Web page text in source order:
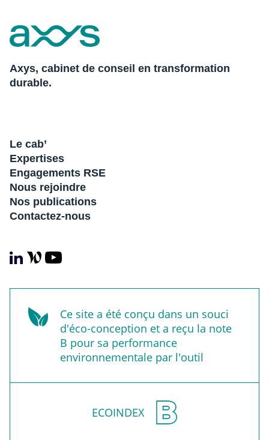
Axys, cabinet de conseil en transformation
durable.
Le cab’
Expertises
Engagements RSE
Nous rejoindre
Nos publications
Contactez-nous
Ce site a été conçu dans un souci
d'éco-conception et a reçu la note
B pour sa performance
environnementale par l'outil
ECOINDEX